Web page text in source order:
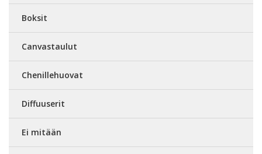
Boksit
Canvastaulut
Chenillehuovat
Diffuuserit
Ei mitään